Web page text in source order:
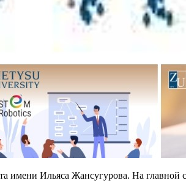
имени Ильяса Жансугурова. На